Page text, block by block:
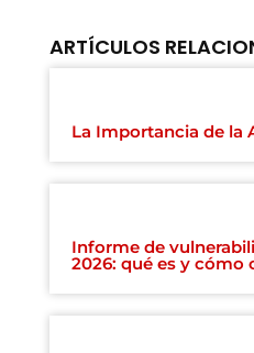
ARTÍCULOS
La Importancia de la
Informe de
2026: qué es y cómo